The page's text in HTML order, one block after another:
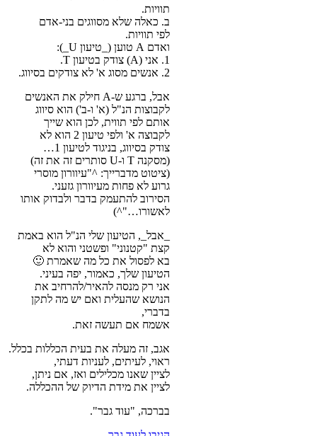
תוויות.
ב. כאלה שלא מסווגים בני-אדם
לפי תוויות.
ואדם A טוען (_טיעון U_):
1. אני (A) צודק בטיעון T.
2. אנשים מסוג א' לא צודקים בסיווג.
אבל, ברגע ש-A חילק את האנשים
לקבוצות הנ"ל (א' ו-ב') הוא סיווג
אותם לפי תווית, לכן הוא שייך
לקבוצה א' ולפי טיעון 2 הוא לא
צודק בסיווג, בניגוד לטיעון 1…
(מסקנה T ו-U סותרים זה את זה)
(ציטוט מדברייך: ^"עיוורון מוסרי
גרוע לא פחות מעיוורון גזעני.
הסירוב להתעמק בדבר ולבדוק אותו
לאשורו…"^)
_אבל_, הטיעון שלי הנ"ל הוא באמת
קצת "קטנוני" ופשטני והוא לא
בא לפסול את כל מה שאמרת 🙂
הטיעון שלך, כאמור, יפה בעיני.
אני רק מנסה להאיר/להרחיב את
הנושא שהעלית ואם יש מה לתקן
בדברי,
אשמח אם תעשה זאת.
אגב, זה מעלה את בעית הכללות בכלל.
ראוי, לעיתים, לעניות דעתי,
לציין שאנו מכלילים ואז, אם ניתן,
לציין את מידת הדיוק של ההכללה.
בברכה, "עוד גבר".